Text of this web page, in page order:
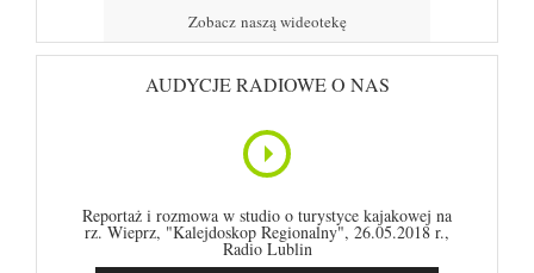
Zobacz naszą wideotekę
AUDYCJE RADIOWE O NAS
Reportaż i rozmowa w studio o turystyce kajakowej na
rz. Wieprz, "Kalejdoskop Regionalny", 26.05.2018 r.,
Radio Lublin